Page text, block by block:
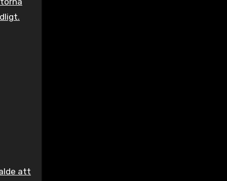
att